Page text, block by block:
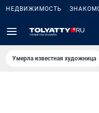
НЕДВИЖИМОСТЬ
Умерла известная художница